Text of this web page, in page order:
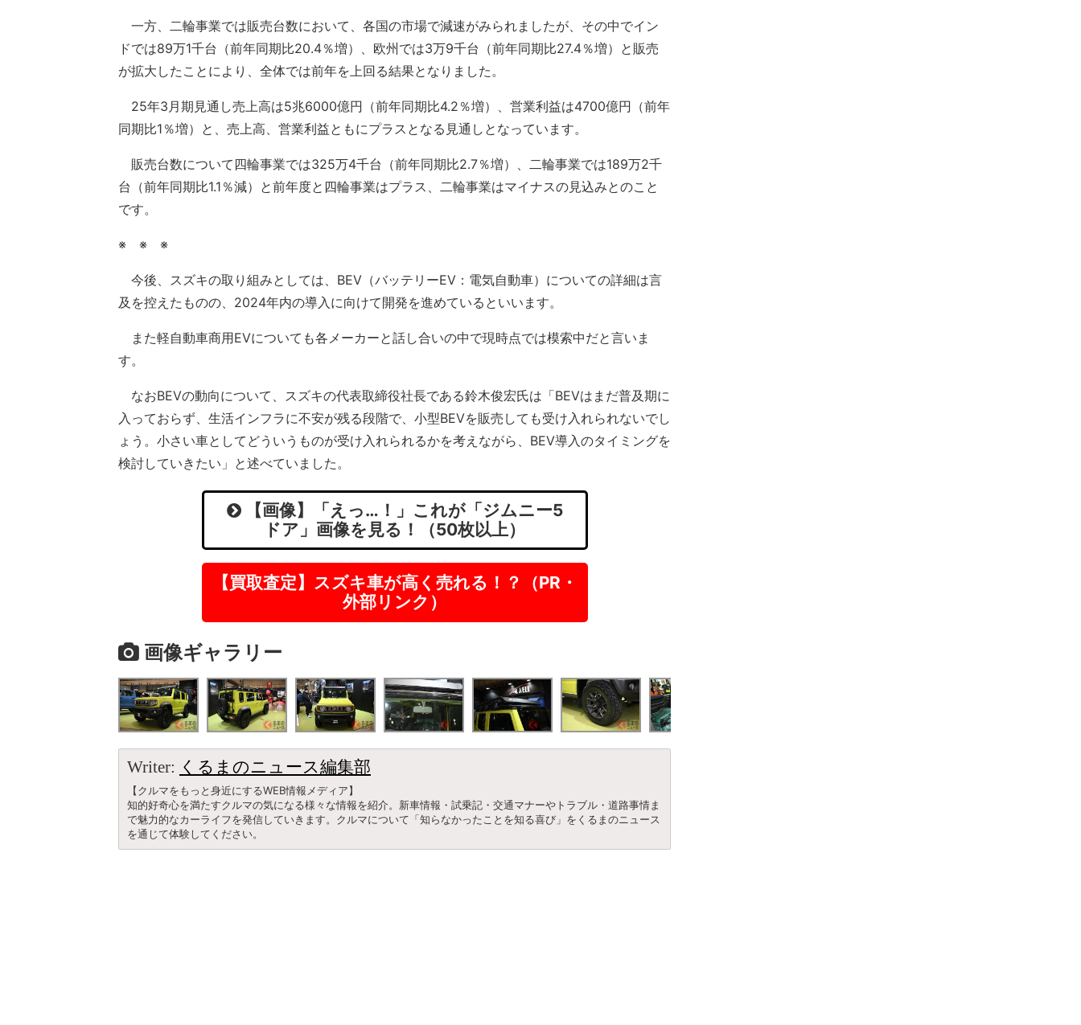
一方、二輪事業では販売台数において、各国の市場で減速がみられましたが、その中でイン
ドでは89万1千台（前年同期比20.4％増）、欧州では3万9千台（前年同期比27.4％増）と販売
が拡大したことにより、全体では前年を上回る結果となりました。
25年3月期見通し売上高は5兆6000億円（前年同期比4.2％増）、営業利益は4700億円（前年
同期比1％増）と、売上高、営業利益ともにプラスとなる見通しとなっています。
販売台数について四輪事業では325万4千台（前年同期比2.7％増）、二輪事業では189万2千
台（前年同期比1.1％減）と前年度と四輪事業はプラス、二輪事業はマイナスの見込みとのこと
です。
※ ※ ※
今後、スズキの取り組みとしては、BEV（バッテリーEV：電気自動車）についての詳細は言
及を控えたものの、2024年内の導入に向けて開発を進めているといいます。
また軽自動車商用EVについても各メーカーと話し合いの中で現時点では模索中だと言いま
す。
なおBEVの動向について、スズキの代表取締役社長である鈴木俊宏氏は「BEVはまだ普及期に
入っておらず、生活インフラに不安が残る段階で、小型BEVを販売しても受け入れられないでし
ょう。小さい車としてどういうものが受け入れられるかを考えながら、BEV導入のタイミングを
検討していきたい」と述べていました。
【画像】「えっ…！」これが「ジムニー5
ドア」画像を見る！（50枚以上）
【買取査定】スズキ車が高く売れる！？（PR・
外部リンク）
画像ギャラリー
Writer: くるまのニュース編集部
【クルマをもっと身近にするWEB情報メディア】
知的好奇心を満たすクルマの気になる様々な情報を紹介。新車情報・試乗記・交通マナーやトラブル・道路事情ま
で魅力的なカーライフを発信していきます。クルマについて「知らなかったことを知る喜び」をくるまのニュース
を通じて体験してください。